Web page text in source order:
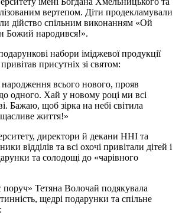
вертепом. Діти продекламували
дійство спільним виконанням «Ой
Божий народився!».
набори іміджевої продукції
присутніх зі святом:
всього нового, прояв
одного. Хай у новому році ми всі
Бажаю, щоб зірка на небі світила
життя!»
директори й декани ННІ та
відділів та всі охочі привітали дітей і
та солодощі до «чарівного
Тетяна Волочай подякувала
щедрі подарунки та спільне